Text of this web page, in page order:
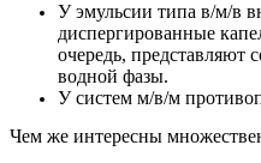
У эмульсии типа в/м/в
диспергированные
очередь, представляют
водной фазы.
У систем м/в/м
Чем же интересны